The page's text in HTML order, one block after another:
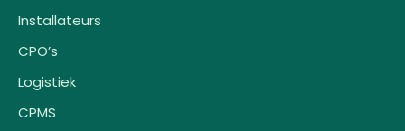
Installateurs
CPO’s
Logistiek
CPMS